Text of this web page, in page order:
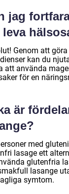
jag
Genom att
kan du
att använda
för en
är
med
lasage ett
glutenfria
lasange
symtom.